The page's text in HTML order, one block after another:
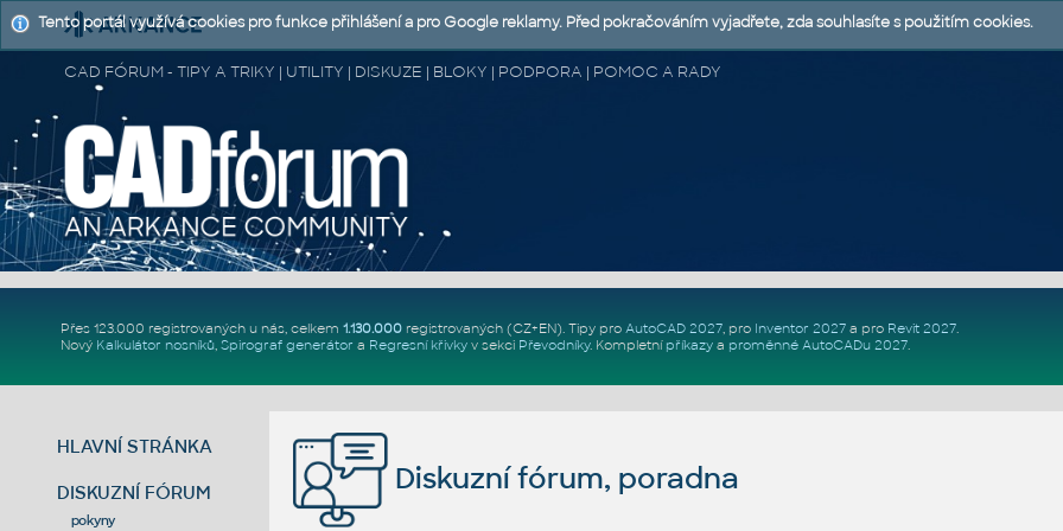
CAD FÓRUM - TIPY A TRIKY | UTILITY | DISKUZE | BLOKY | PODPORA | POMOC A RADY
Přes 123.000 registrovaných u nás, celkem 1.130.000registrovaných (CZ+EN). Tipy pro AutoCAD 2027, pro Inventor 2027a pro Revit 2027.
Nový Kalkulátor nosníků, Spirograf generátor a Regresní křivkyv sekci Převodníky. Kompletní příkazya proměnné AutoCADu 2027.
HLAVNÍ STRÁNKA
DISKUZNÍ FÓRUM
pokyny
Diskuzní fórum, poradna
Tento portál využívá cookies pro funkce přihlášení a pro Google reklamy. Před pokračováním vyjadřete, zda souhlasíte s použitím cookies.